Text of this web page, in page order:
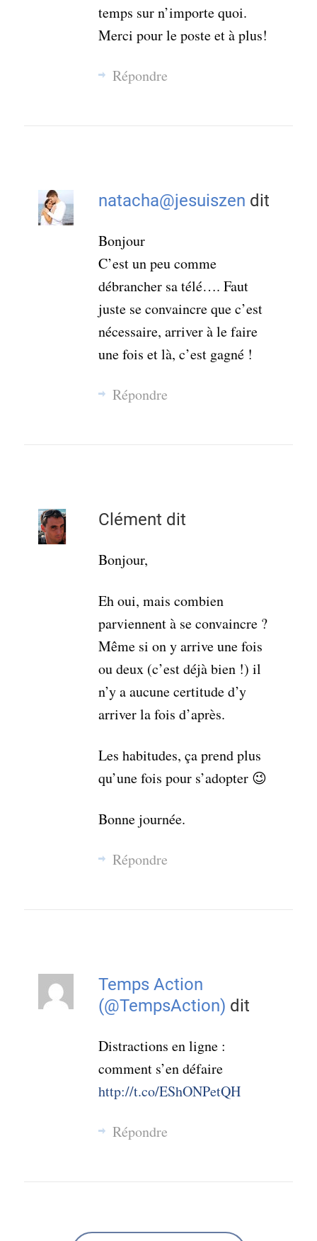
temps sur n’importe quoi.
Merci pour le poste et à plus!
Répondre
natacha@jesuiszen dit
Bonjour
C’est un peu comme
débrancher sa télé…. Faut
juste se convaincre que c’est
nécessaire, arriver à le faire
une fois et là, c’est gagné !
Répondre
Clément dit
Bonjour,
Eh oui, mais combien
parviennent à se convaincre ?
Même si on y arrive une fois
ou deux (c’est déjà bien !) il
n’y a aucune certitude d’y
arriver la fois d’après.
Les habitudes, ça prend plus
qu’une fois pour s’adopter 😉
Bonne journée.
Répondre
Temps Action
(@TempsAction) dit
Distractions en ligne :
comment s’en défaire
http://t.co/EShONPetQH
Répondre